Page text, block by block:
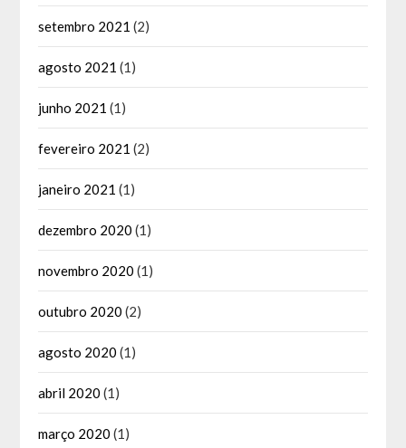
setembro 2021 (2)
agosto 2021 (1)
junho 2021 (1)
fevereiro 2021 (2)
janeiro 2021 (1)
dezembro 2020 (1)
novembro 2020 (1)
outubro 2020 (2)
agosto 2020 (1)
abril 2020 (1)
março 2020 (1)